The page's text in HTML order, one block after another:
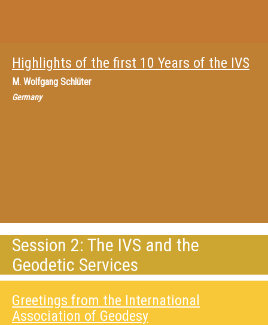
Highlights of the first 10 Years of the IVS
M. Wolfgang Schlüter
Germany
Session 2: The IVS and the
Geodetic Services
Greetings from the International
Association of Geodesy